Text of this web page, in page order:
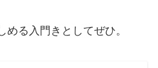
る入門きとしてぜひ。